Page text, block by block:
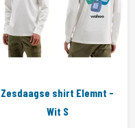
Zesdaagse shirt Elemnt -
Wit S